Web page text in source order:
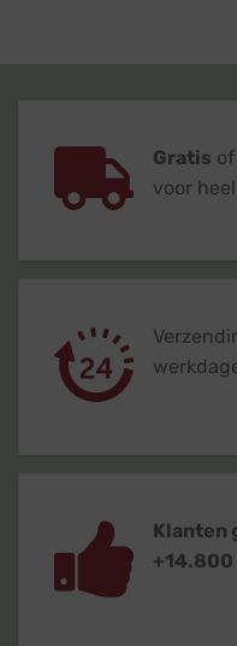
Gratis
voor
Klanten
+14.800